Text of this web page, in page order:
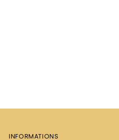
INFORMATIONS